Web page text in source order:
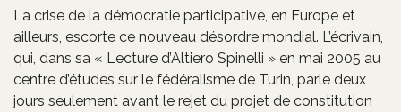
La crise de la démocratie participative, en Europe et
ailleurs, escorte ce nouveau désordre mondial. L’écrivain,
qui, dans sa « Lecture d’Altiero Spinelli » en mai 2005 au
centre d’études sur le fédéralisme de Turin, parle deux
jours seulement avant le rejet du projet de constitution